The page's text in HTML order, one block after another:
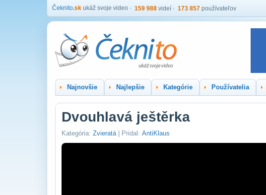
Čeknito.sk ukáž svoje video 159 988 videí 173 857 používateľov
Najnovšie Najlepšie Kategórie Používatelia
Dvouhlavá ještěrka
Kategória: Zvieratá| Pridal: AntiKlaus